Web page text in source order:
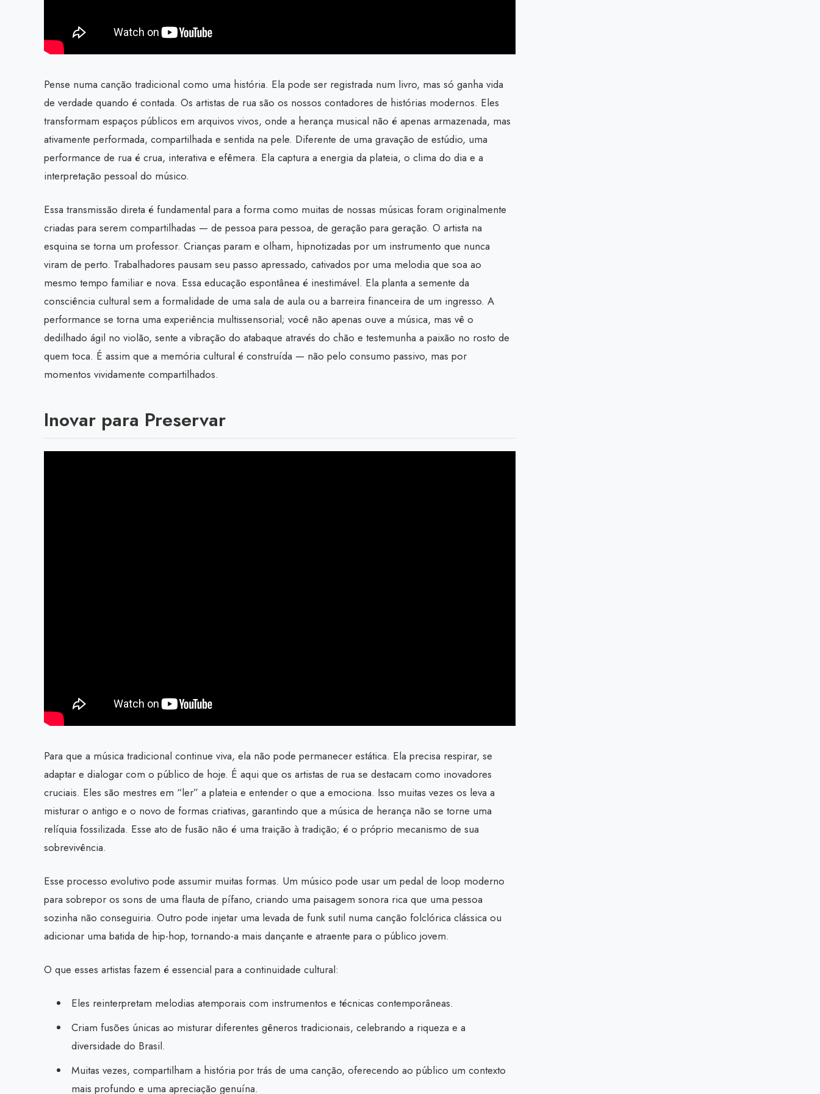
Pense numa canção tradicional como uma história. Ela pode ser registrada num livro, mas só ganha vida
de verdade quando é contada. Os artistas de rua são os nossos contadores de histórias modernos. Eles
transformam espaços públicos em arquivos vivos, onde a herança musical não é apenas armazenada, mas
ativamente performada, compartilhada e sentida na pele. Diferente de uma gravação de estúdio, uma
performance de rua é crua, interativa e efêmera. Ela captura a energia da plateia, o clima do dia e a
interpretação pessoal do músico.
Essa transmissão direta é fundamental para a forma como muitas de nossas músicas foram originalmente
criadas para serem compartilhadas — de pessoa para pessoa, de geração para geração. O artista na
esquina se torna um professor. Crianças param e olham, hipnotizadas por um instrumento que nunca
viram de perto. Trabalhadores pausam seu passo apressado, cativados por uma melodia que soa ao
mesmo tempo familiar e nova. Essa educação espontânea é inestimável. Ela planta a semente da
consciência cultural sem a formalidade de uma sala de aula ou a barreira financeira de um ingresso. A
performance se torna uma experiência multissensorial; você não apenas ouve a música, mas vê o
dedilhado ágil no violão, sente a vibração do atabaque através do chão e testemunha a paixão no rosto de
quem toca. É assim que a memória cultural é construída — não pelo consumo passivo, mas por
momentos vividamente compartilhados.
Inovar para Preservar
Para que a música tradicional continue viva, ela não pode permanecer estática. Ela precisa respirar, se
adaptar e dialogar com o público de hoje. É aqui que os artistas de rua se destacam como inovadores
cruciais. Eles são mestres em “ler” a plateia e entender o que a emociona. Isso muitas vezes os leva a
misturar o antigo e o novo de formas criativas, garantindo que a música de herança não se torne uma
relíquia fossilizada. Esse ato de fusão não é uma traição à tradição; é o próprio mecanismo de sua
sobrevivência.
Esse processo evolutivo pode assumir muitas formas. Um músico pode usar um pedal de loop moderno
para sobrepor os sons de uma flauta de pífano, criando uma paisagem sonora rica que uma pessoa
sozinha não conseguiria. Outro pode injetar uma levada de funk sutil numa canção folclórica clássica ou
adicionar uma batida de hip-hop, tornando-a mais dançante e atraente para o público jovem.
O que esses artistas fazem é essencial para a continuidade cultural:
Eles reinterpretam melodias atemporais com instrumentos e técnicas contemporâneas.
Criam fusões únicas ao misturar diferentes gêneros tradicionais, celebrando a riqueza e a
diversidade do Brasil.
Muitas vezes, compartilham a história por trás de uma canção, oferecendo ao público um contexto
mais profundo e uma apreciação genuína.